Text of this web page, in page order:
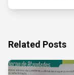
Related Posts